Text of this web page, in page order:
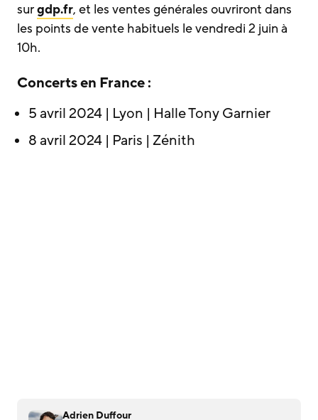
surgdp.fr, et les ventes générales ouvriront dans
les points de vente habituels le vendredi 2 juin à
10h.
Concerts en France :
5 avril 2024 | Lyon | Halle Tony Garnier
8 avril 2024 | Paris | Zénith
Adrien Duffour